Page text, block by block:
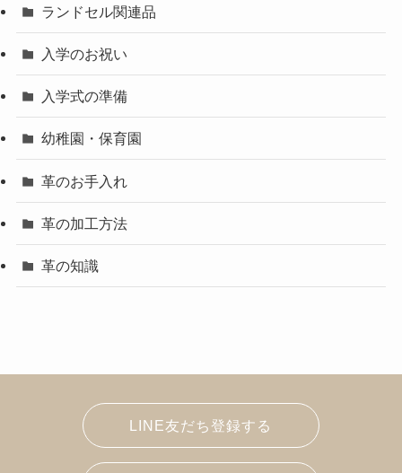
ランドセル関連品
入学のお祝い
入学式の準備
幼稚園・保育園
革のお手入れ
革の加工方法
革の知識
LINE友だち登録する